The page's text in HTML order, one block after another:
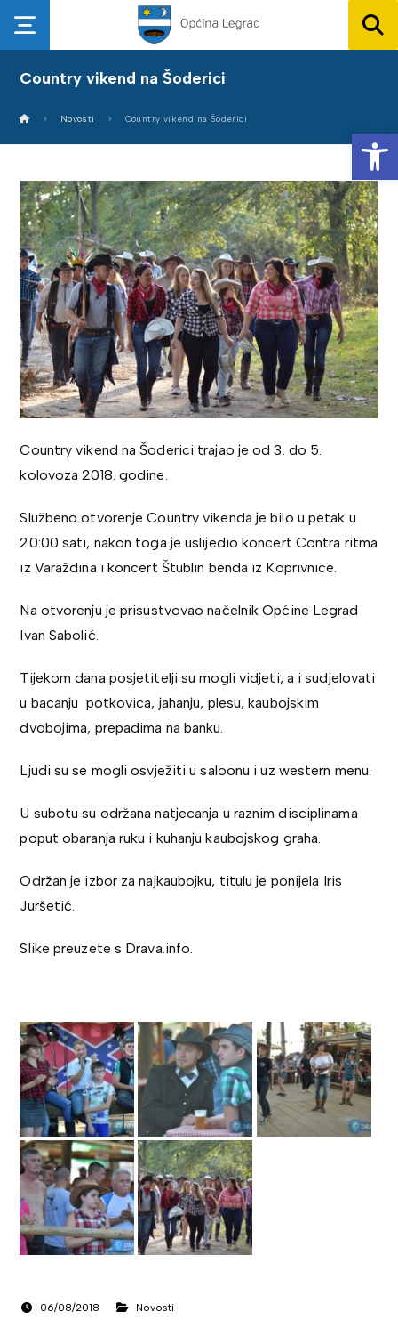
Country vikend na Šoderici
Novosti Country vikend na Šoderici
Country vikend na Šoderici trajao je od 3. do 5.
kolovoza 2018. godine.
Službeno otvorenje Country vikenda je bilo u petak u
20:00 sati, nakon toga je uslijedio koncert Contra ritma
iz Varaždina i koncert Štublin benda iz Koprivnice.
Na otvorenju je prisustvovao načelnik Općine Legrad
Ivan Sabolić.
Tijekom dana posjetitelji su mogli vidjeti, a i sudjelovati
u bacanju potkovica, jahanju, plesu, kaubojskim
dvobojima, prepadima na banku.
Ljudi su se mogli osvježiti u saloonu i uz western menu.
U subotu su održana natjecanja u raznim disciplinama
poput obaranja ruku i kuhanju kaubojskog graha.
Održan je izbor za najkaubojku, titulu je ponijela Iris
Juršetić.
Slike preuzete s Drava.info.
06/08/2018 Novosti